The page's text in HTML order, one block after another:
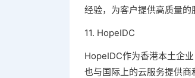
经验，为客户提供高质量的
11. HopeIDC
HopeIDC作为香港本土企
也与国际上的云服务提供商